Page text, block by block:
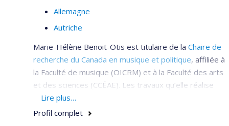
Allemagne
Autriche
Marie-Hélène Benoit-Otis est titulaire de la Chaire de
recherche du Canada en musique et politique, affiliée à
la Faculté de musique (OICRM) et à la Faculté des arts
et des sciences (CCÉAE). Les travaux qu’elle réalise
dans ce cadre explorent les relations entre musique et
politique, plus particulièrement – mais pas
Lire plus…
Profil complet